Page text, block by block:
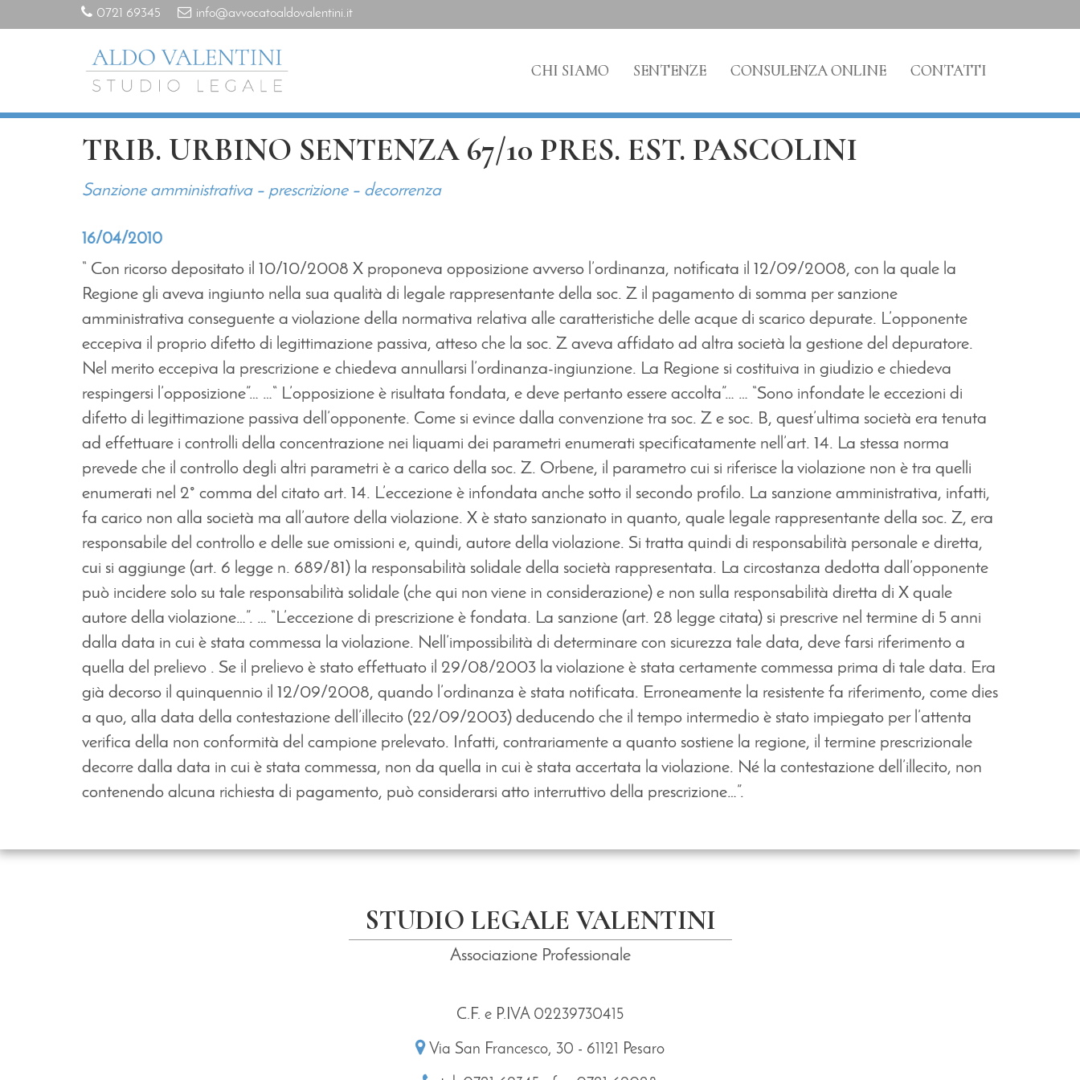
0721 69345 info@avvocatoaldovalentini.it
CHI SIAMO SENTENZE CONSULENZA ONLINE CONTATTI
TRIB. URBINO SENTENZA 67/10 PRES. EST. PASCOLINI
Sanzione amministrativa – prescrizione – decorrenza
16/04/2010
“ Con ricorso depositato il 10/10/2008 X proponeva opposizione avverso l’ordinanza, notificata il 12/09/2008, con la quale la
Regione gli aveva ingiunto nella sua qualità di legale rappresentante della soc. Z il pagamento di somma per sanzione
amministrativa conseguente a violazione della normativa relativa alle caratteristiche delle acque di scarico depurate. L’opponente
eccepiva il proprio difetto di legittimazione passiva, atteso che la soc. Z aveva affidato ad altra società la gestione del depuratore.
Nel merito eccepiva la prescrizione e chiedeva annullarsi l’ordinanza-ingiunzione. La Regione si costituiva in giudizio e chiedeva
respingersi l’opposizione”… …“ L’opposizione è risultata fondata, e deve pertanto essere accolta”… … “Sono infondate le eccezioni di
difetto di legittimazione passiva dell’opponente. Come si evince dalla convenzione tra soc. Z e soc. B, quest’ultima società era tenuta
ad effettuare i controlli della concentrazione nei liquami dei parametri enumerati specificatamente nell’art. 14. La stessa norma
prevede che il controllo degli altri parametri è a carico della soc. Z. Orbene, il parametro cui si riferisce la violazione non è tra quelli
enumerati nel 2° comma del citato art. 14. L’eccezione è infondata anche sotto il secondo profilo. La sanzione amministrativa, infatti,
fa carico non alla società ma all’autore della violazione. X è stato sanzionato in quanto, quale legale rappresentante della soc. Z, era
responsabile del controllo e delle sue omissioni e, quindi, autore della violazione. Si tratta quindi di responsabilità personale e diretta,
cui si aggiunge (art. 6 legge n. 689/81) la responsabilità solidale della società rappresentata. La circostanza dedotta dall’opponente
può incidere solo su tale responsabilità solidale (che qui non viene in considerazione) e non sulla responsabilità diretta di X quale
autore della violazione…”. … “L’eccezione di prescrizione è fondata. La sanzione (art. 28 legge citata) si prescrive nel termine di 5 anni
dalla data in cui è stata commessa la violazione. Nell’impossibilità di determinare con sicurezza tale data, deve farsi riferimento a
quella del prelievo . Se il prelievo è stato effettuato il 29/08/2003 la violazione è stata certamente commessa prima di tale data. Era
già decorso il quinquennio il 12/09/2008, quando l’ordinanza è stata notificata. Erroneamente la resistente fa riferimento, come dies
a quo, alla data della contestazione dell’illecito (22/09/2003) deducendo che il tempo intermedio è stato impiegato per l’attenta
verifica della non conformità del campione prelevato. Infatti, contrariamente a quanto sostiene la regione, il termine prescrizionale
decorre dalla data in cui è stata commessa, non da quella in cui è stata accertata la violazione. Né la contestazione dell’illecito, non
contenendo alcuna richiesta di pagamento, può considerarsi atto interruttivo della prescrizione…”.
STUDIO LEGALE VALENTINI
Associazione Professionale
C.F. e P.IVA 02239730415
Via San Francesco, 30 - 61121 Pesaro